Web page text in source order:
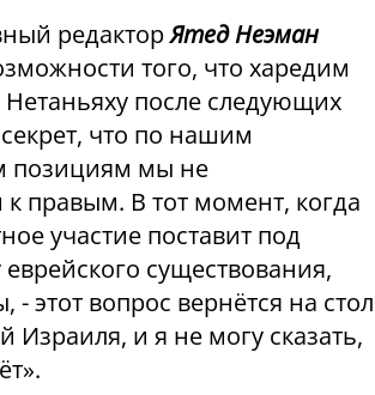
редакторЯтед Неэман
того, что харедим
после следующих
что по нашим
позициям мы не
правым. В тот момент, когда
участие поставит под
еврейского существования,
- этот вопрос вернётся на стол
Израиля, и я не могу сказать,